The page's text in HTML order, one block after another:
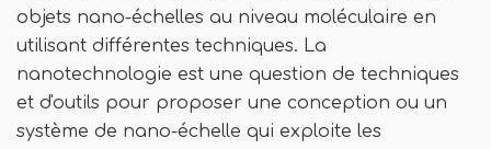
objets nano-échelles au niveau moléculaire en
utilisant différentes techniques. La
nanotechnologie est une question de techniques
et d'outils pour proposer une conception ou un
système de nano-échelle qui exploite les